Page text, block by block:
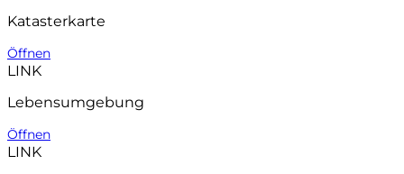
Katasterkarte
Öffnen
LINK
Lebensumgebung
Öffnen
LINK